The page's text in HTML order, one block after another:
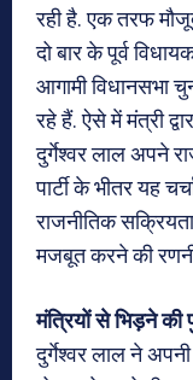
रही है. एक तरफ
दो बार के पूर्व
आगामी विधानसभा
रहे हैं. ऐसे में मंत्री
दुर्गेश्वर लाल अपने
पार्टी के भीतर यह
राजनीतिक
मजबूत करने की
मंत्रियों से भिड़ने की
दुर्गेश्वर लाल ने अपनी